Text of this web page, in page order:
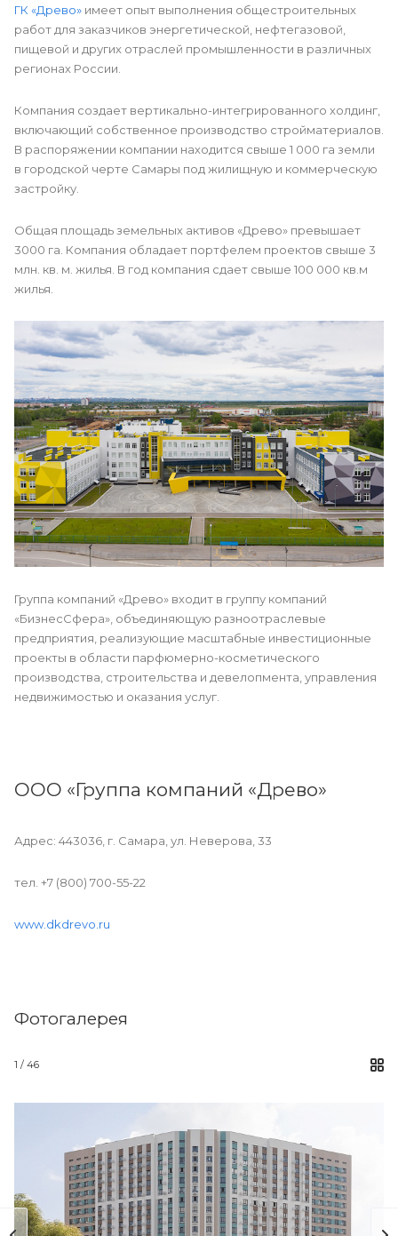
ГК «Древо» имеет опыт выполнения общестроительных
работ для заказчиков энергетической, нефтегазовой,
пищевой и других отраслей промышленности в различных
регионах России.
Компания создает вертикально-интегрированного холдинг,
включающий собственное производство стройматериалов.
В распоряжении компании находится свыше 1 000 га земли
в городской черте Самары под жилищную и коммерческую
застройку.
Общая площадь земельных активов «Древо» превышает
3000 га. Компания обладает портфелем проектов свыше 3
млн. кв. м. жилья. В год компания сдает свыше 100 000 кв.м
жилья.
Группа компаний «Древо» входит в группу компаний
«БизнесСфера», объединяющую разноотраслевые
предприятия, реализующие масштабные инвестиционные
проекты в области парфюмерно-косметического
производства, строительства и девелопмента, управления
недвижимостью и оказания услуг.
ООО «Группа компаний «Древо»
Адрес: 443036, г. Самара, ул. Неверова, 33
тел. +7 (800) 700-55-22
www.dkdrevo.ru
Фотогалерея
1 / 46